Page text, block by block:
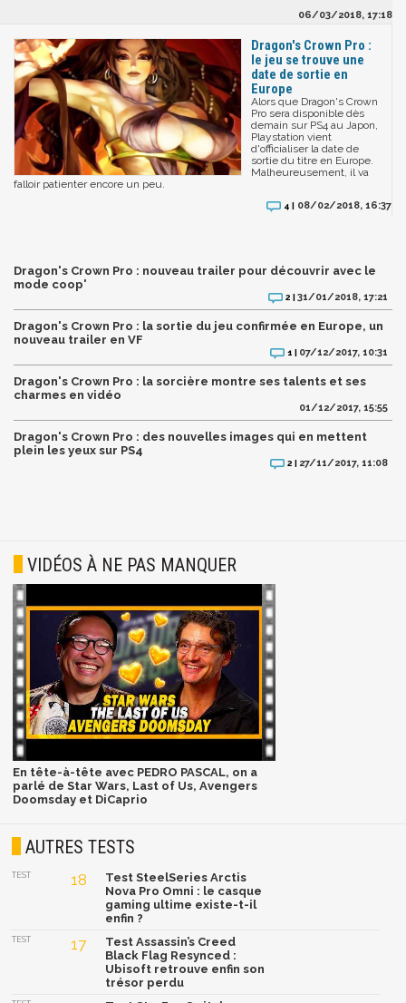
06/03/2018, 17:18
Dragon's Crown Pro :
le jeu se trouve une
date de sortie en
Europe
Alors que Dragon's Crown
Pro sera disponible dès
demain sur PS4 au Japon,
Playstation vient
d'officialiser la date de
sortie du titre en Europe.
Malheureusement, il va
falloir patienter encore un peu.
4 | 08/02/2018, 16:37
Dragon's Crown Pro : nouveau trailer pour découvrir avec le
mode coop'
2 | 31/01/2018, 17:21
Dragon's Crown Pro : la sortie du jeu confirmée en Europe, un
nouveau trailer en VF
1 | 07/12/2017, 10:31
Dragon's Crown Pro : la sorcière montre ses talents et ses
charmes en vidéo
01/12/2017, 15:55
Dragon's Crown Pro : des nouvelles images qui en mettent
plein les yeux sur PS4
2 | 27/11/2017, 11:08
VIDÉOS À NE PAS MANQUER
En tête-à-tête avec PEDRO PASCAL, on a
parlé de Star Wars, Last of Us, Avengers
Doomsday et DiCaprio
AUTRES TESTS
TEST 18
Test SteelSeries Arctis
Nova Pro Omni : le casque
gaming ultime existe-t-il
enfin ?
TEST 17
Test Assassin’s Creed
Black Flag Resynced :
Ubisoft retrouve enfin son
trésor perdu